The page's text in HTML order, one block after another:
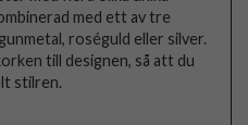
med ett av tre
roséguld eller silver.
till designen, så att du
stilren.